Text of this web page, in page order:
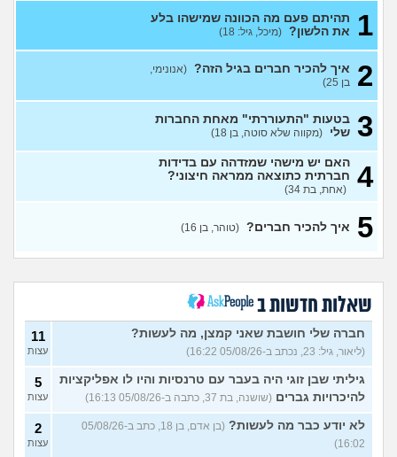
אני שמאלני ולא יודע למי
להצביע בבחירות (רון, בן 34)
2 חתונות שקשורות לאנשים
מהעבודה שלי לבוא או לא?
מתייחסים אליי כאיום ובזלזול,
מזייפים אותי כאנס וסוטה
(דה
איפה אני ואיפה הם?
(אריאל, בן 26)
בתרבות של עדות ומגזרים
מאנשים אחרים?
(בדוי,
בן 27)
שאלה לבנות שעברו פרום
בחייהן
(ליהיא, בת 18)
1
עצות
עדיף להיות פשוט לבד או
לנסות להפגש עם חברות?
(אנונימית, בת 17)
3
חברות שלי ישתנה כשידעו
שאני נמשכת גם לנשים
(אנונימית, בת 19)
5
עצות
1
תהיתם פעם מה הכוונה שמישהו בלע
את הלשון? (מיכל, גיל: 18)
2 איך להכיר חברים בגיל הזה? (אנונימי,
בן 25)
3 בטעות "התעוררתי" מאחת החברות
שלי (מקווה שלא סוטה, בן 18)
4 האם יש מישהי שמזדהה עם בדידות
חברתית כתוצאה ממראה חיצוני?
(אחת, בת 34)
5 איך להכיר חברים? (טוהר, בן 16)
שאלות חדשות ב
חברה שלי חושבת שאני קמצן, מה לעשות?
(ליאור, גיל: 23, נכתב ב-05/08/26 16:22)
11
עצות
גיליתי שבן זוגי היה בעבר עם טרנסיות והיו לו אפליקציות
להיכרויות גברים (שושנה, בת 37, כתבה ב-05/08/26 16:13)
5
עצות
לא יודע כבר מה לעשות?
(בן אדם, בן 18, כתב ב-05/08/26
16:02)
2
עצות